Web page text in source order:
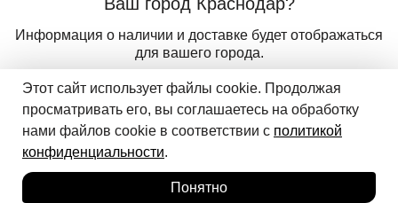
Информация о наличии и доставке будет отображаться
для вашего города.
Корзина
Добавить в корзину
© 2024 ООО «АДМИКС СПОРТ», официальный дистрибьютор
Li-Ning в России
Этот сайт использует файлы cookie. Продолжая
просматривать его, вы соглашаетесь на обработку
нами файлов cookie в соответствии с политикой
конфиденциальности.
Понятно